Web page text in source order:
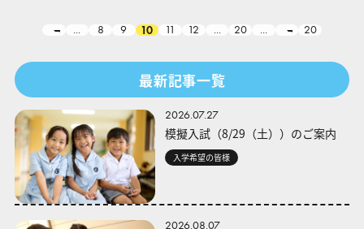
... 8 9 10 11 12 ... 20 ... 20
最新記事一覧
2026.07.27
模擬入試（8/29（土））のご案内
入学希望の皆様
2026.08.07